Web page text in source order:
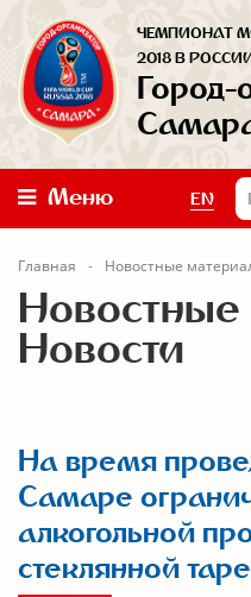
ЧЕМПИОНАТ
2018 В
Город-
Меню EN
Главная Новостные
Новости
На время
Самаре
алкогольной
стеклянной таре